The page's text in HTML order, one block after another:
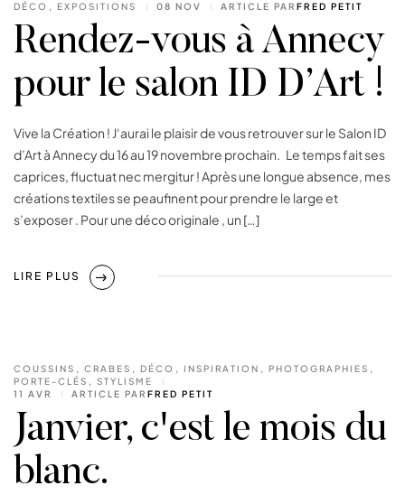
DÉCO , EXPOSITIONS 08 NOV ARTICLE PAR FRED PETIT
Rendez-vous à Annecy
pour le salon ID D’Art !
Vive la Création ! J‘aurai le plaisir de vous retrouver sur le Salon ID
d’Art à Annecy du 16 au 19 novembre prochain. Le temps fait ses
caprices, fluctuat nec mergitur ! Après une longue absence, mes
créations textiles se peaufinent pour prendre le large et
s’exposer . Pour une déco originale , un […]
LIRE PLUS
COUSSINS , CRABES , DÉCO , INSPIRATION , PHOTOGRAPHIES ,
PORTE-CLÉS , STYLISME
11 AVR
ARTICLE PAR FRED PETIT
Janvier, c'est le mois du
blanc.